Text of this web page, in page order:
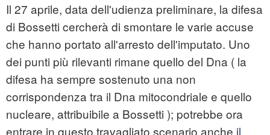
Il 27 aprile, data dell'udienza preliminare, la difesa
di Bossetti cercherà di smontare le varie accuse
che hanno portato all'arresto dell'imputato. Uno
dei punti più rilevanti rimane quello del Dna ( la
difesa ha sempre sostenuto una non
corrispondenza tra il Dna mitocondriale e quello
nucleare, attribuibile a Bossetti ); potrebbe ora
entrare in questo travagliato scenario anche il